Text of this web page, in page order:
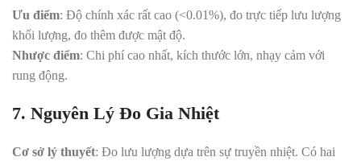
Ưu điểm: Độ chính xác rất cao (<0.01%), đo trực tiếp lưu lượng
khối lượng, đo thêm được mật độ.
Nhược điểm: Chi phí cao nhất, kích thước lớn, nhạy cảm với
rung động.
7. Nguyên Lý Đo Gia Nhiệt
Cơ sở lý thuyết: Đo lưu lượng dựa trên sự truyền nhiệt. Có hai